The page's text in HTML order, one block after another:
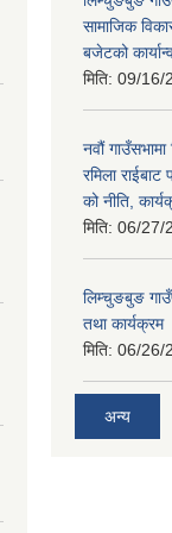
सामाजिक
बजेटको
मिति: 09/16/
नवौं
रमिला
को नीति,
मिति: 06/27/
लिम्चुङबुङ
तथा कार्यक्रम
मिति: 06/26/
अन्य